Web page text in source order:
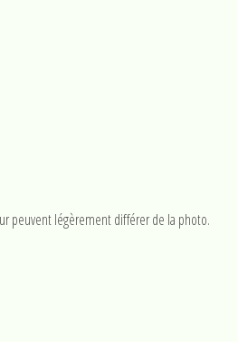
peuvent légèrement différer de la photo.